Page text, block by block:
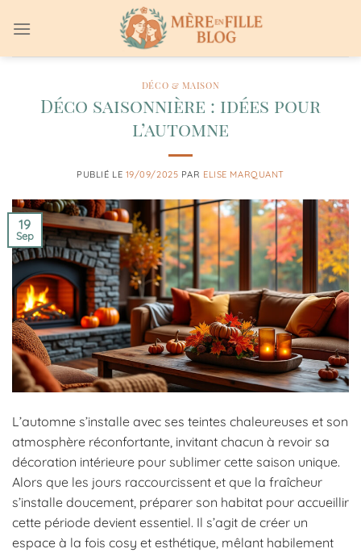
au
DÉCO & MAISON
Déco saisonnière : idées pour
l’automne
PUBLIÉ LE 19/09/2025 PAR ELISE MARQUANT
19
Sep
L’automne s’installe avec ses teintes chaleureuses et son
atmosphère réconfortante, invitant chacun à revoir sa
décoration intérieure pour sublimer cette saison unique.
Alors que les jours raccourcissent et que la fraîcheur
s’installe doucement, préparer son habitat pour accueillir
cette période devient essentiel. Il s’agit de créer un
espace à la fois cosy et esthétique, mêlant habilement